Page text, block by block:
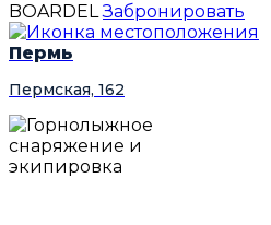
BOARDEL Забронировать
Пермь
Пермская, 162